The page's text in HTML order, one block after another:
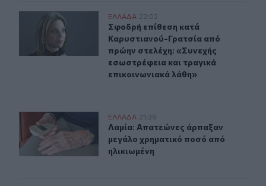
Σφοδρή επίθεση κατά Καρυστιανού-Γρατσία από
ΕΛΛAΔΑ 22:02
Σφοδρή επίθεση κατά
Σφοδρή επίθεση κατά
Καρυστιανού-Γρατσία από
πρώην στελέχη: «Συνεχής
εσωστρέφεια και τραγικά
επικοινωνιακά λάθη»
Λαμία: Απατεώνες άρπαξαν μεγάλο χρηματικό ποσό
ΕΛΛAΔΑ 21:39
Λαμία: Απατεώνες άρπαξαν μεγάλο
Λαμία: Απατεώνες άρπαξαν
μεγάλο χρηματικό ποσό από
ηλικιωμένη